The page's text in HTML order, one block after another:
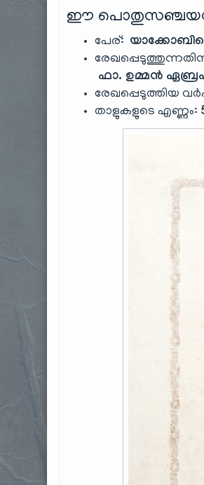
ഈ
പേര്:
ഫാ. ഉമ്മൻ
രേഖപ്പെടുത്തിയ
താളുകളുടെ എണ്ണം: